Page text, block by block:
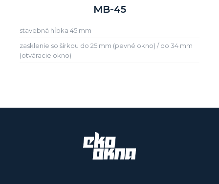
MB-45
stavebná hĺbka 45 mm
zasklenie so šírkou do 25 mm (pevné okno) / do 34 mm
(otváracie okno)